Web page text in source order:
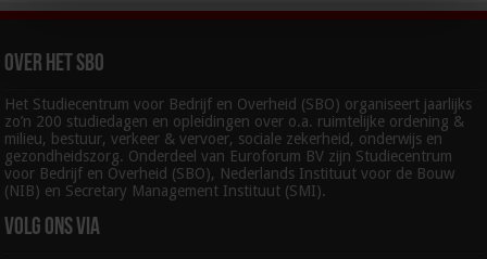
Over het SBO
Het Studiecentrum voor Bedrijf en Overheid (SBO) organiseert jaarlijks
zo’n 200 studiedagen en opleidingen over o.a. ruimtelijke ordening &
milieu, bestuur, verkeer & vervoer, sociale zekerheid, onderwijs en
gezondheidszorg. Onderdeel van Euroforum BV zijn Studiecentrum
voor Bedrijf en Overheid (SBO), Nederlands Instituut voor de Bouw
(NIB) en Secretary Management Instituut (SMI).
Volg ons via